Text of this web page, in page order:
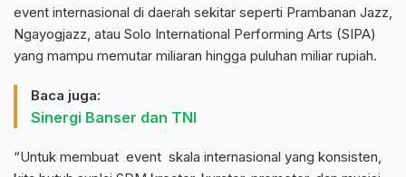
event internasional di daerah sekitar seperti Prambanan Jazz,
Ngayogjazz, atau Solo International Performing Arts (SIPA)
yang mampu memutar miliaran hingga puluhan miliar rupiah.
Baca juga:
Sinergi Banser dan TNI
“Untuk membuat event skala internasional yang konsisten,